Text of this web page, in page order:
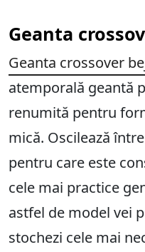
Geanta
Geanta crossover
atemporală geantă
renumită pentru
mică. Oscilează
pentru care este
cele mai practice
astfel de model vei
stochezi cele mai